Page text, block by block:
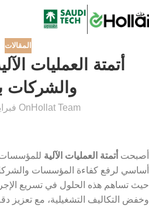
المقالات
أتمتة العمليات
والشركات
Hollat Team On فبراير 17, 2026
أصبحت أتمتة العمليات الآلية للمؤسسات
أساسي لرفع كفاءة المؤسسات
حيث تساهم هذه الحلول في تسريع
وخفض التكاليف التشغيلية، مع تعزيز